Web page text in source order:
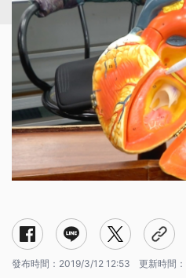
發布時間： 2019/3/12 12:53 更新時間：